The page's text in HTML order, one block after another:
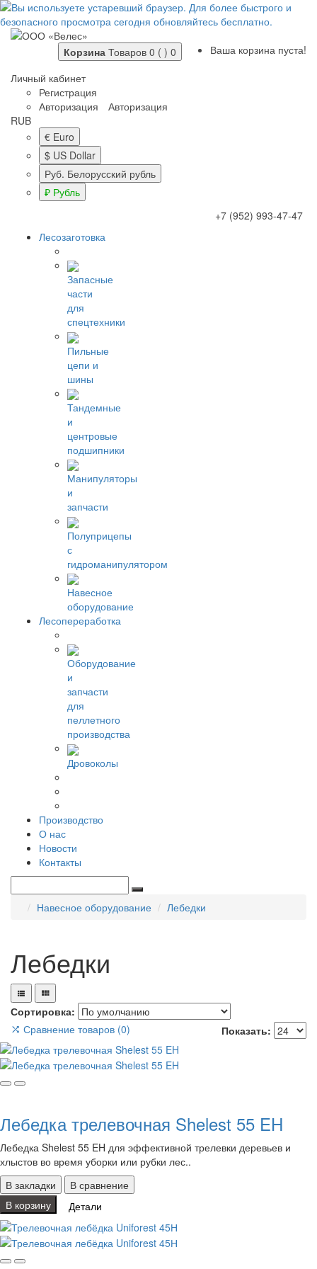
Корзина Товаров 0 ( ) 0
Ваша корзина пуста!
Личный кабинет
Регистрация
Авторизация
Авторизация
RUB
€ Euro
$ US Dollar
Руб. Белорусский рубль
₽ Рубль
+7 (952) 993-47-47
Лесозаготовка
Запасные
части
для
спецтехники
Пильные
цепи и
шины
Тандемные
и
центровые
подшипники
Манипуляторы
и
запчасти
Полуприцепы
с
гидроманипулятором
Навесное
оборудование
Лесопереработка
Оборудование
и
запчасти
для
пеллетного
производства
Дровоколы
Производство
О нас
Новости
Контакты
Навесное оборудование Лебедки
Лебедки
Сортировка:
Показать:
Сравнение товаров (0)
Лебедка трелевочная Shelest 55 EH
Лебедка Shelest 55 EH для эффективной трелевки деревьев и
хлыстов во время уборки или рубки лес..
В закладки
В сравнение
В корзину
Детали